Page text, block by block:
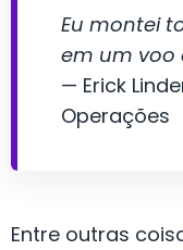
Eu montei
em um voo
— Erick
Operações
Entre outras